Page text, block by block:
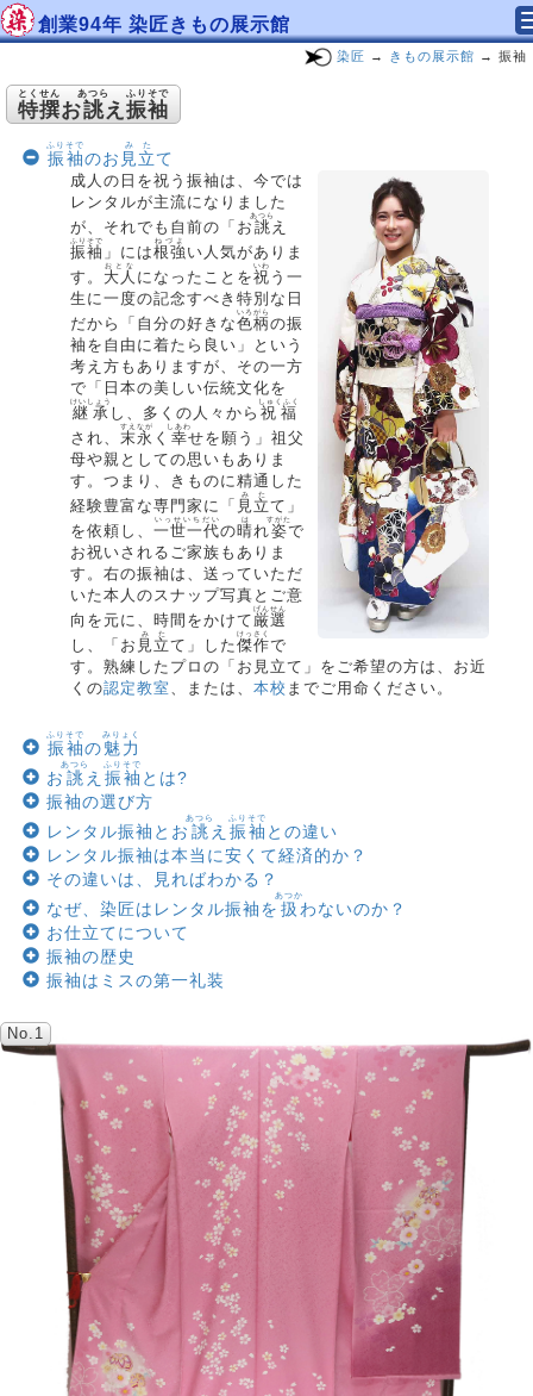
創業94年 染匠きもの展示館
染匠 → きもの展示館 → 振袖
特撰
とくせん
お誂
あつら
え振袖
ふりそで
振袖
ふりそで
のお 見立
みた
て
成人の日を祝う振袖は、今では
レンタルが主流になりました
が、それでも自前の「お 誂
あつら
え
振袖
ふりそで
」には根強
ねづよ
い人気がありま
す。 大人
おとな
になったことを祝
いわ
う一
生に一度の記念すべき特別な日
だから「自分の好きな色柄
いろがら
の振
袖を自由に着たら良い」という
考え方もありますが、その一方
で「日本の美しい伝統文化を
継承
けいしょう
し、多くの人々から 祝福
しゅくふく
され、 末永
すえなが
く 幸
しあわ
せを願う」祖父
母や親としての思いもありま
す。つまり、きものに精通した
経験豊富な専門家に「 見立
みた
て」
を依頼し、 一世一代
いっせいちだい
の晴
は
れ姿
すがた
で
お祝いされるご家族もありま
す。右の振袖は、送っていただ
いた本人のスナップ写真とご意
向を元に、時間をかけて 厳選
げんせん
し、「お 見立
みた
て」した傑作
けっさく
で
す。熟練したプロの「お見立て」をご希望の方は、お近
くの認定教室 、または、 本校 までご用命ください。
振袖
ふりそで
の魅力
みりょく
お 誂
あつら
え 振袖
ふりそで
とは?
振袖の選び方
レンタル振袖とお 誂
あつら
え 振袖
ふりそで
との違い
レンタル振袖は本当に安くて経済的か？
その違いは、見ればわかる？
なぜ、染匠はレンタル振袖を 扱
あつか
わないのか？
お仕立てについて
振袖の歴史
振袖はミスの第一礼装
No.1